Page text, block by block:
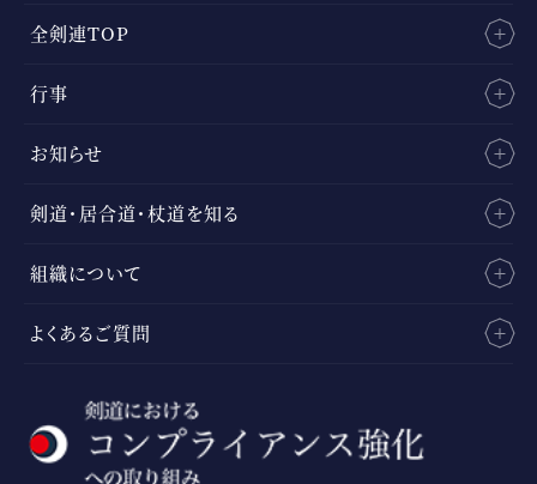
全剣連TOP
行事
お知らせ
剣道・居合道・杖道を知る
組織について
よくあるご質問